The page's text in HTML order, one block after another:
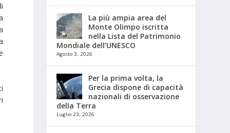
La più ampia area del
Monte Olimpo iscritta
nella Lista del Patrimonio
Mondiale dell’UNESCO
Agosto 3, 2026
Per la prima volta, la
Grecia dispone di capacità
nazionali di osservazione
della Terra
Luglio 23, 2026